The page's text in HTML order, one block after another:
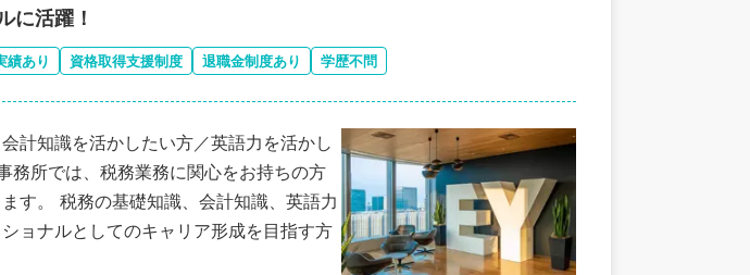
に活躍！
績あり 資格取得支援制度 退職金制度あり 学歴不問
計知識を活かしたい方／英語力を活かし
務所では、税務業務に関心をお持ちの方
す。 税務の基礎知識、会計知識、英語力
ョナルとしてのキャリア形成を目指す方